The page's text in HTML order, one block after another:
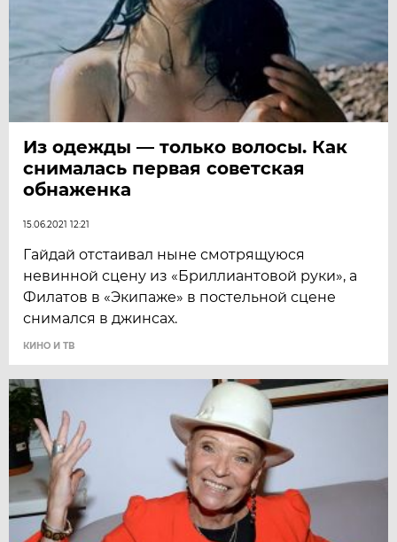
Из одежды — только волосы. Как
снималась первая советская
обнаженка
15.06.2021 12:21
Гайдай отстаивал ныне смотрящуюся
невинной сцену из «Бриллиантовой руки», а
Филатов в «Экипаже» в постельной сцене
снимался в джинсах.
КИНО И ТВ